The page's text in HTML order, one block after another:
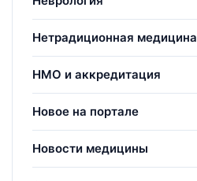
Нетрадиционная медицина
НМО и аккредитация
Новое на портале
Новости медицины